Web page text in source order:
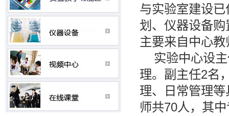
与实验室建设
划、仪器设备
主要来自中心
实验中心设
理。副主任2名
理、日常管理
师共70人，其